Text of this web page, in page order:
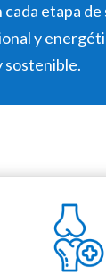
etapa de
y
sostenible.